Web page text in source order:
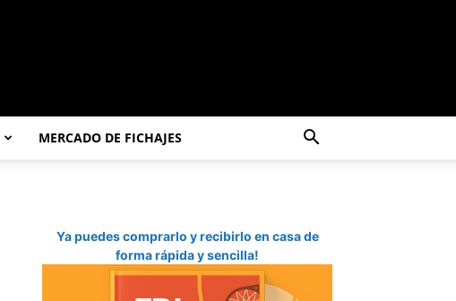
MERCADO DE FICHAJES
Ya puedes comprarlo y recibirlo en casa de
forma rápida y sencilla!